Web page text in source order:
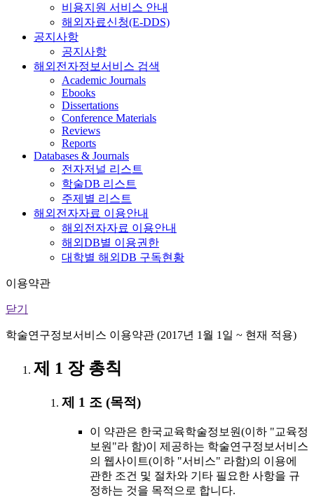
비용지원 서비스 안내
해외자료신청(E-DDS)
공지사항
공지사항
해외전자정보서비스 검색
Academic Journals
Ebooks
Dissertations
Conference Materials
Reviews
Reports
Databases & Journals
전자저널 리스트
학술DB 리스트
주제별 리스트
해외전자자료 이용안내
해외전자자료 이용안내
해외DB별 이용권한
대학별 해외DB 구독현황
이용약관
닫기
학술연구정보서비스 이용약관 (2017년 1월 1일 ~ 현재 적용)
제 1 장 총칙
제 1 조 (목적)
이 약관은 한국교육학술정보원(이하 "교육정
보원"라 함)이 제공하는 학술연구정보서비스
의 웹사이트(이하 "서비스" 라함)의 이용에
관한 조건 및 절차와 기타 필요한 사항을 규
정하는 것을 목적으로 합니다.